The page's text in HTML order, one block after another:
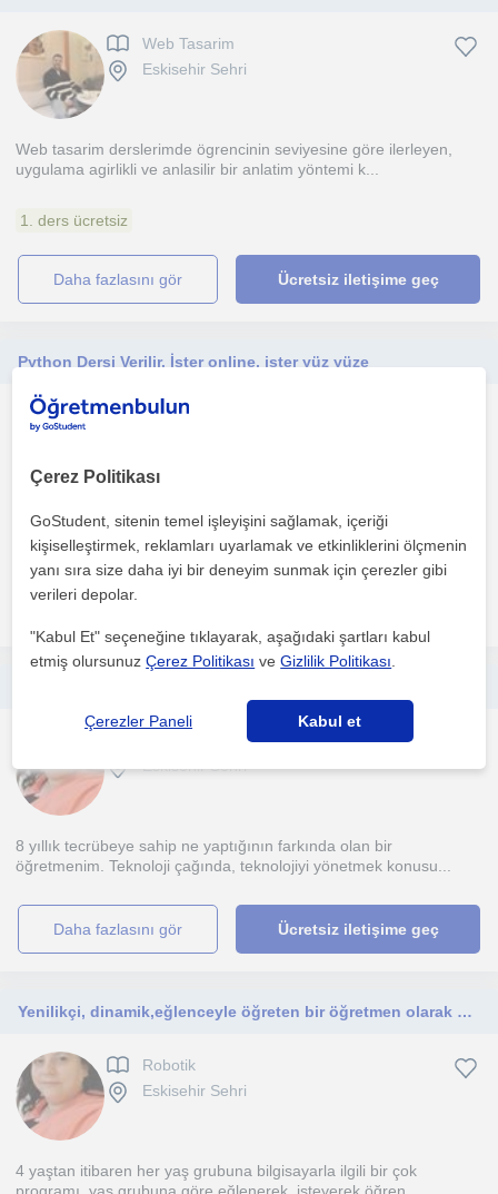
Web Tasarim
Eskisehir Sehri
Web tasarim derslerimde ögrencinin seviyesine göre ilerleyen,
uygulama agirlikli ve anlasilir bir anlatim yöntemi k...
1. ders ücretsiz
daha fazlasını gör Ücretsiz iletişime geç
Python Dersi Verilir. İster online, ister yüz yüze
Programlama
Bire bir eğitimde deneyimim vardır, ek olarak online ders de
veriyorum. Verdiğim dersler, küçük bireylerden(7 yaş) ...
daha fazlasını gör
Eskisehir Sehri
8 yıllık tecrübeye sahip ne yaptığının farkında olan bir
öğretmenim. Teknoloji çağında, teknolojiyi yönetmek konusu...
daha fazlasını gör Ücretsiz iletişime geç
Yenilikçi, dinamik,eğlenceyle öğreten bir öğretmen olarak 4 yaştan itibaren yetişkinlerde dahil olmak üzere her yaşa ders veririm.
Robotik
Eskisehir Sehri
4 yaştan itibaren her yaş grubuna bilgisayarla ilgili bir çok
Çerez Politikası
GoStudent, sitenin temel işleyişini sağlamak, içeriği
kişiselleştirmek, reklamları uyarlamak ve etkinliklerini ölçmenin
yanı sıra size daha iyi bir deneyim sunmak için çerezler gibi
verileri depolar.
"Kabul Et" seçeneğine tıklayarak, aşağıdaki şartları kabul
etmiş olursunuzÇerez Politikası veGizlilik Politikası
Çerezler Paneli Kabul et